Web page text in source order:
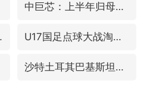
中巨芯：上半年归母净利润1405.77万元
死亡 U17国足点球大战淘汰河床晋级决赛
沙特土耳其巴基斯坦签署共同防务协议